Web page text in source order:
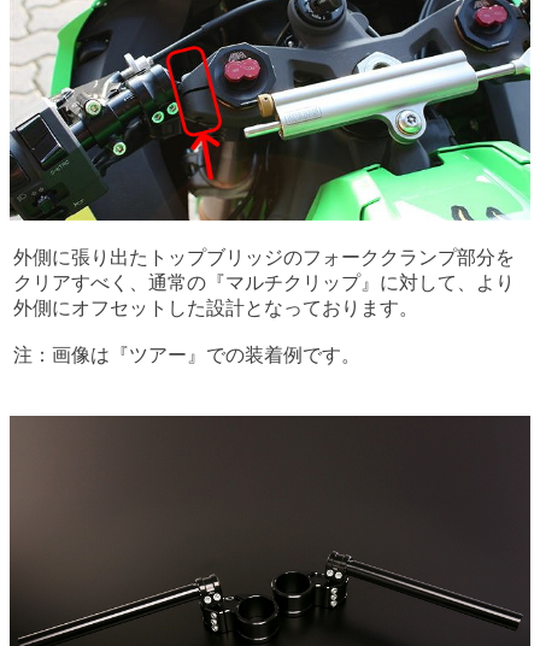
外側に張り出たトップブリッジのフォーククランプ部分を
クリアすべく、通常の『マルチクリップ』に対して、より
外側にオフセットした設計となっております。
注：画像は『ツアー』での装着例です。